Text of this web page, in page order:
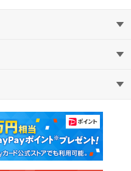
中古マンション
中古一戸建て
教えて！住まいの先生